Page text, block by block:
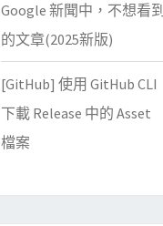
Google 新聞中，不想看到
的文章(2025新版)
[GitHub] 使用 GitHub CLI
下載 Release 中的 Asset
檔案